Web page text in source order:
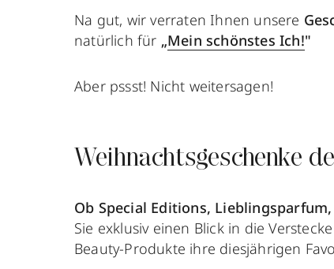
Na gut, wir verraten Ihnen unsere
natürlich für „Mein schönstes Ich!"
Aber pssst! Nicht weitersagen!
Weihnachtsgeschenke
Ob Special Editions,
Sie exklusiv einen Blick in die
Beauty-Produkte ihre diesjährigen